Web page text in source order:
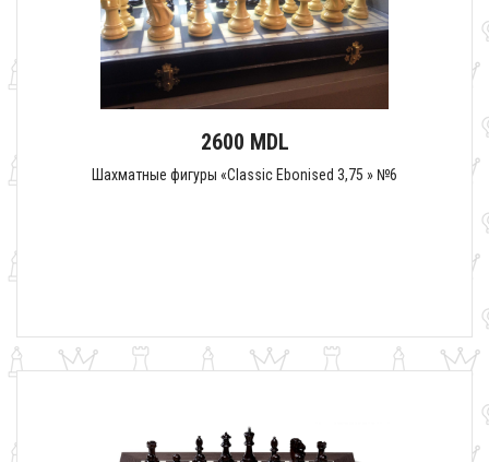
2600 MDL
Шахматные фигуры «Classic Ebonised 3,75 » №6